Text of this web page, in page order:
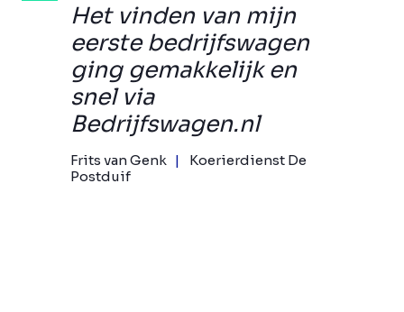
Het vinden van mijn
eerste bedrijfswagen
ging gemakkelijk en
snel via
Bedrijfswagen.nl
Frits van Genk
Koerierdienst De
Postduif